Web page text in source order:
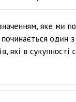
яке ми
один
які в сукупності